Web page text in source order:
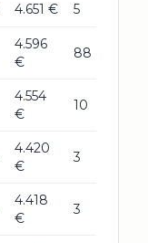
4.651 € 5
4.596
€
88
4.554
€
10
4.420
€
3
4.418
€
3